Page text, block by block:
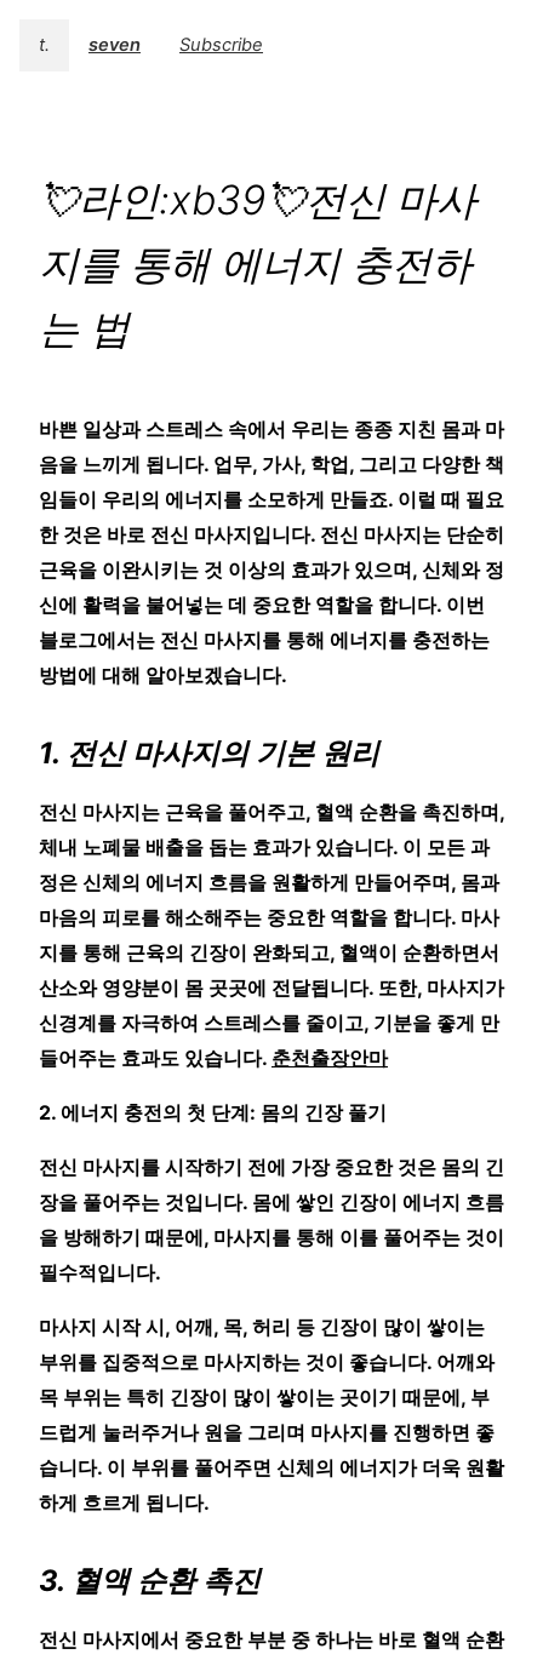
t. seven Subscribe
💘라인:xb39💘전신 마사
지를 통해 에너지 충전하
는 법
바쁜 일상과 스트레스 속에서 우리는 종종 지친 몸과 마
음을 느끼게 됩니다. 업무, 가사, 학업, 그리고 다양한 책
임들이 우리의 에너지를 소모하게 만들죠. 이럴 때 필요
한 것은 바로 전신 마사지입니다. 전신 마사지는 단순히
근육을 이완시키는 것 이상의 효과가 있으며, 신체와 정
신에 활력을 불어넣는 데 중요한 역할을 합니다. 이번
블로그에서는 전신 마사지를 통해 에너지를 충전하는
방법에 대해 알아보겠습니다.
1. 전신 마사지의 기본 원리
전신 마사지는 근육을 풀어주고, 혈액 순환을 촉진하며,
체내 노폐물 배출을 돕는 효과가 있습니다. 이 모든 과
정은 신체의 에너지 흐름을 원활하게 만들어주며, 몸과
마음의 피로를 해소해주는 중요한 역할을 합니다. 마사
지를 통해 근육의 긴장이 완화되고, 혈액이 순환하면서
산소와 영양분이 몸 곳곳에 전달됩니다. 또한, 마사지가
신경계를 자극하여 스트레스를 줄이고, 기분을 좋게 만
들어주는 효과도 있습니다. 춘천출장안마
2. 에너지 충전의 첫 단계: 몸의 긴장 풀기
전신 마사지를 시작하기 전에 가장 중요한 것은 몸의 긴
장을 풀어주는 것입니다. 몸에 쌓인 긴장이 에너지 흐름
을 방해하기 때문에, 마사지를 통해 이를 풀어주는 것이
필수적입니다.
마사지 시작 시, 어깨, 목, 허리 등 긴장이 많이 쌓이는
부위를 집중적으로 마사지하는 것이 좋습니다. 어깨와
목 부위는 특히 긴장이 많이 쌓이는 곳이기 때문에, 부
드럽게 눌러주거나 원을 그리며 마사지를 진행하면 좋
습니다. 이 부위를 풀어주면 신체의 에너지가 더욱 원활
하게 흐르게 됩니다.
3. 혈액 순환 촉진
전신 마사지에서 중요한 부분 중 하나는 바로 혈액 순환